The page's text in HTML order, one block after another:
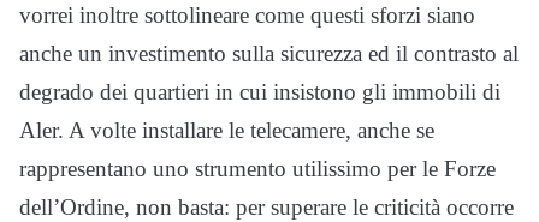
vorrei inoltre sottolineare come questi sforzi siano
anche un investimento sulla sicurezza ed il contrasto al
degrado dei quartieri in cui insistono gli immobili di
Aler. A volte installare le telecamere, anche se
rappresentano uno strumento utilissimo per le Forze
dell’Ordine, non basta: per superare le criticità occorre